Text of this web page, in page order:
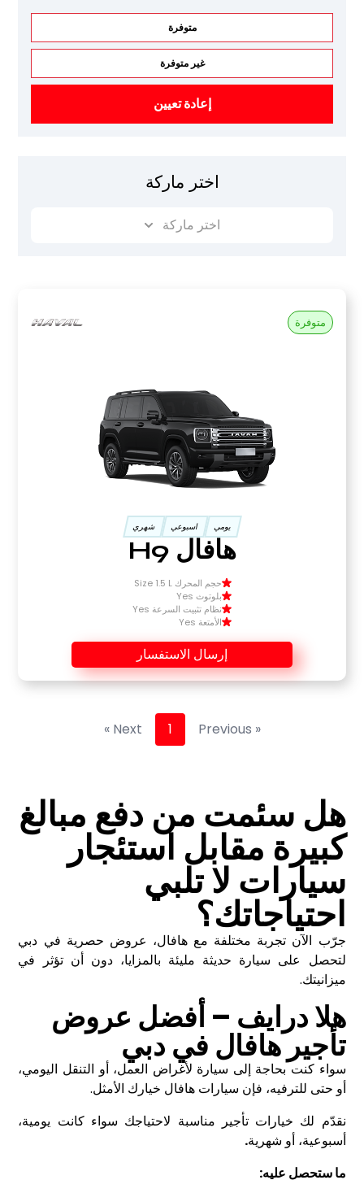
متوفرة
غير متوفرة
إعادة تعيين
اختر ماركة
اختر ماركة
متوفرة
يومي اسبوعي شهري
هافال H9
حجم المحرك Size 1.5 L
بلوتوث Yes
نظام تثبيت السرعة Yes
الأمتعة Yes
إرسال الاستفسار
« Previous
1
Next »
هل سئمت من دفع مبالغ
كبيرة مقابل استئجار
سيارات لا تلبي
احتياجاتك؟
جرّب الآن تجربة مختلفة مع هافال، عروض حصرية في دبي
لتحصل على سيارة حديثة مليئة بالمزايا، دون أن تؤثر في
ميزانيتك.
هلا درايف – أفضل عروض
تأجيرهافال في دبي
سواء كنت بحاجة إلى سيارة لأغراض العمل، أو التنقل اليومي،
أو حتى للترفيه، فإن سيارات هافال خيارك الأمثل.
نقدّم لك خيارات تأجير مناسبة لاحتياجك سواء كانت يومية،
أسبوعية، أو شهرية.
ما ستحصل عليه: